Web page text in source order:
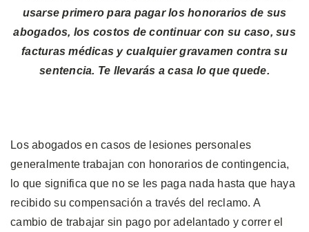
usarse primero para pagar los honorarios de sus
abogados, los costos de continuar con su caso, sus
facturas médicas y cualquier gravamen contra su
sentencia. Te llevarás a casa lo que quede.
Los abogados en casos de lesiones personales
generalmente trabajan con honorarios de contingencia,
lo que significa que no se les paga nada hasta que haya
recibido su compensación a través del reclamo. A
cambio de trabajar sin pago por adelantado y correr el